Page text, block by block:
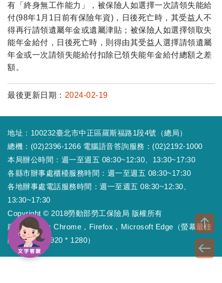
有「終身無工作能力」，被保險人如選擇一次請領失能給
付(98年1月1日前有保險年資)，日後死亡時，其受益人不
得再行請領遺屬年金或遺屬津貼；被保險人如選擇領取失
能年金給付，日後死亡時，則得由其受益人選擇請領遺屬
年金或一次請領失能給付扣除已領失能年金給付總額之差
額。
最後更新日期： 2024-02-19
地址：100232臺北市中正區羅斯福路1段4號（總局）
總機：(02)2396-1266 電腦語音答詢服務：(02)2192-1000
本局辦公時間：週一至週五 08:30~12:30、13:30~17:30
各縣市辦事處櫃檯服務時間：週一至週五 08:30~17:30
各地辦事處電話服務時間：週一至週五 08:30~12:30、
13:30~17:30
Copyright © 2018勞動部勞工保險局 版權所有
建議瀏覽器：Chrome，Firefox，Microsoft Edge（螢幕最佳
顯示效果為1920 * 1280）